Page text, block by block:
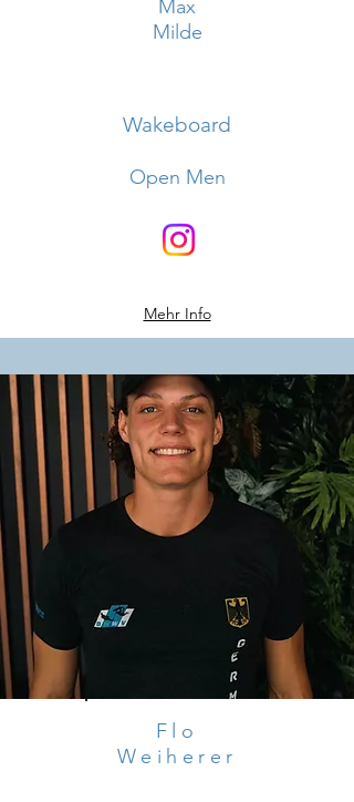
Max
Milde
Wakeboard
Open Men
Mehr Info
Flo
Weiherer